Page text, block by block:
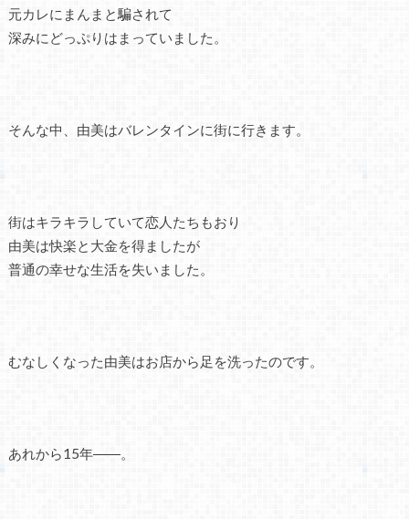
元カレにまんまと騙されて
深みにどっぷりはまっていました。
そんな中、由美はバレンタインに街に行きます。
街はキラキラしていて恋人たちもおり
由美は快楽と大金を得ましたが
普通の幸せな生活を失いました。
むなしくなった由美はお店から足を洗ったのです。
あれから15年――。